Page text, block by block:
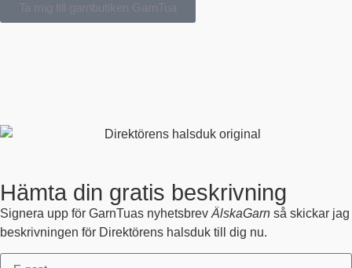
Ta mig till garnbutiken GarnTua
Hämta din gratis beskrivning
Signera upp för GarnTuas nyhetsbrev ÄlskaGarn så skickar jag
beskrivningen för Direktörens halsduk till dig nu.